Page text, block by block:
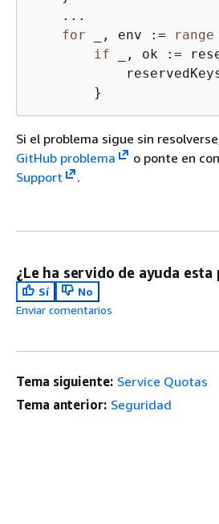
    ...
for _, env := range
if _, ok :=
        }
Si el problema sigue sin
GitHub problema
o ponte en
Support
.
¿Le ha servido de ayuda esta
Sí
No
Enviar comentarios
Tema siguiente: Service Quotas
Tema anterior: Seguridad